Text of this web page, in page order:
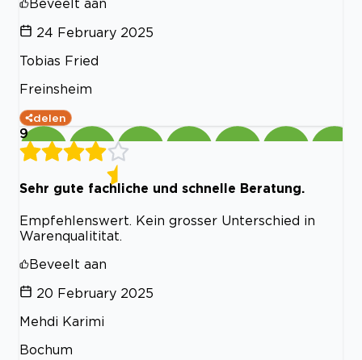
Beveelt aan
24 February 2025
Tobias Fried
Freinsheim
delen
9
Sehr gute fachliche und schnelle Beratung.
Empfehlenswert. Kein grosser Unterschied in
Warenqualititat.
Beveelt aan
20 February 2025
Mehdi Karimi
Bochum